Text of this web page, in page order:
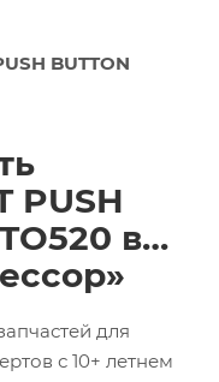
BUTTON
PUSH
в
для
с 10+ летнем